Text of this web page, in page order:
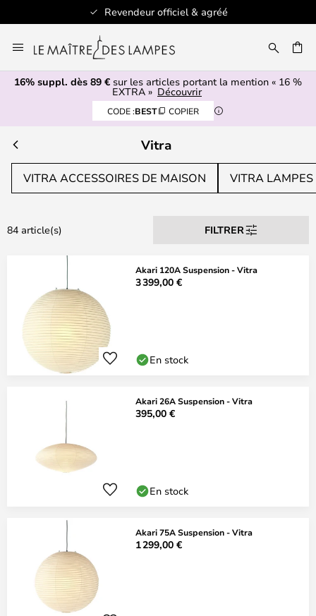
Revendeur officiel & agréé
au
contenu
16% suppl. dès 89 € sur les articles portant la mention « 16 %
EXTRA » Découvrir
CODE :BEST COPIER
Vitra
VITRA ACCESSOIRES DE MAISON VITRA LAMPES
84 article(s) FILTRER
Akari 120A Suspension - Vitra
3 399,00 €
En stock
Akari 26A Suspension - Vitra
395,00 €
En stock
Akari 75A Suspension - Vitra
1 299,00 €